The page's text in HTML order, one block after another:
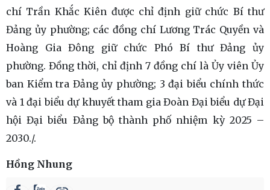
chí Trần Khắc Kiên được chỉ định giữ chức Bí thư
Đảng ủy phường; các đồng chí Lương Trác Quyền và
Hoàng Gia Đông giữ chức Phó Bí thư Đảng ủy
phường. Đồng thời, chỉ định 7 đồng chí là Ủy viên Ủy
ban Kiểm tra Đảng ủy phường; 3 đại biểu chính thức
và 1 đại biểu dự khuyết tham gia Đoàn Đại biểu dự Đại
hội Đại biểu Đảng bộ thành phố nhiệm kỳ 2025 –
2030./.
Hồng Nhung